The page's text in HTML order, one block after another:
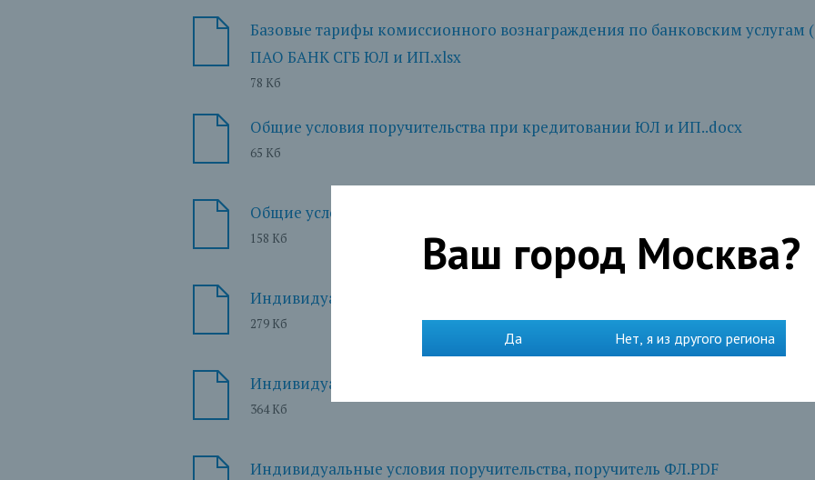
Базовые тарифы комиссионного вознаграждения по банковским
ПАО БАНК СГБ ЮЛ и ИП.xlsx
78 Кб
Общие условия поручительства при кредитовании ЮЛ и ИП..docx
65 Кб
Общие условия договора залога имущества при кредитовании юр. лиц и
158 Кб
Индивидуальные условия договора залога (залогодатель ФЛ)..pdf
279 Кб
Индивидуальные условия договора залога (залогодатель ЮЛ)..pdf
364 Кб
Индивидуальные условия поручительства, поручитель ФЛ.PDF
Ваш город Москва?
Да Нет, я из другого региона